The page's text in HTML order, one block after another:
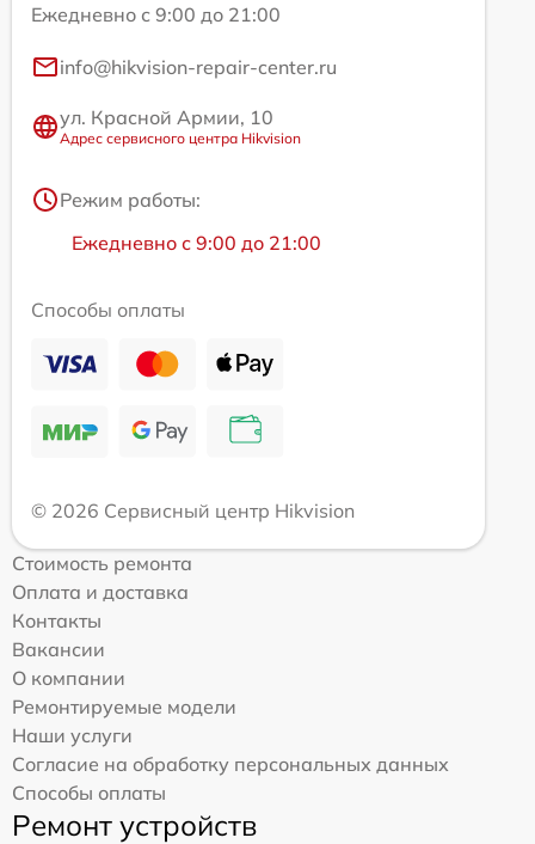
Ежедневно с 9:00 до 21:00
info@hikvision-repair-center.ru
ул. Красной Армии, 10
Адрес сервисного центра Hikvision
Режим работы:
Ежедневно с 9:00 до 21:00
Способы оплаты
© 2026 Сервисный центр Hikvision
Стоимость ремонта
Оплата и доставка
Контакты
Вакансии
О компании
Ремонтируемые модели
Наши услуги
Согласие на обработку персональных данных
Способы оплаты
Ремонт устройств